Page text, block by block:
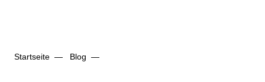
Startseite Blog